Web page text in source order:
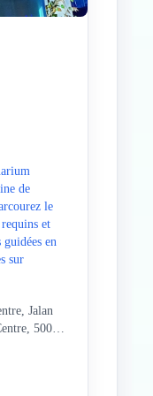
de
le
et
en
sur
Jalan
50088